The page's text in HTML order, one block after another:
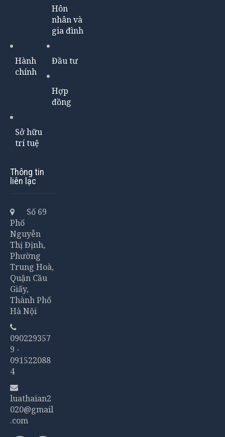
Hôn
nhân và
gia đình
Hành
chính
Đầu tư
Hợp
đồng
Sở hữu
trí tuệ
Thông tin
liên lạc
Số 69
Phố
Nguyễn
Thị Định,
Phường
Trung Hoà,
Quận Cầu
Giấy,
Thành Phố
Hà Nội
090229357
9 -
091522088
4
luathaian2
020@gmail
.com